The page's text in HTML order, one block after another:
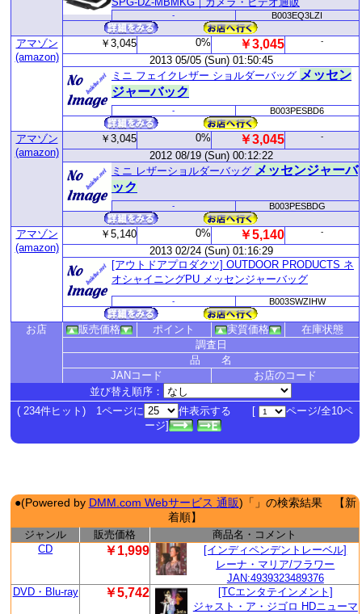
- B003EQ3LZI
アマゾン
(amazon)
￥3,045 0% ￥3,045 -
2013 05/05 (Sun) 01:50:45
ミニ フェイクレザー ショルダーバッグ メッセン
ジャーバック
- B003PESBD6
アマゾン
(amazon)
￥3,045 0% ￥3,045 -
2012 08/19 (Sun) 00:12:22
ミニ レザーショルダーバッグ メッセンジャーバ
ック
- B003PESBDG
アマゾン
(amazon)
￥5,140 0% ￥5,140 -
2013 02/24 (Sun) 01:16:29
[アウトドアプロダクツ] OUTDOOR PRODUCTS ネ
オシャイニングPU メッセンジャーバッグ
- B003SWZIHW
お店 販売価格 ポイント 実質価格
在庫状態
調査日
品 名
JANコード
お店のコード
並び替え順序：
( 234件ヒット) 1ページに
件表示する [
ページ/全10ペ
ージ]
●(Powered by DMM.com Webサービス 通販)「」の検索結果 【新
着順】
ジャンル 販売価格
商品名・コメント
CD
￥1,999
[インディペンデントレーベル]
レーナ・マリア/フラワー
JAN:4939323489376
DVD・Blu-ray
￥5,742
[TCエンタテインメント]
ジャスト・ア・ジゴロ HDニューマ